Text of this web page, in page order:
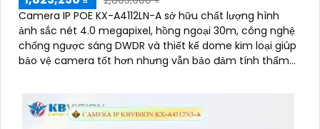
Camera IP POE KX-A4112LN-A sở hữu chất lượng hình
ảnh sắc nét 4.0 megapixel, hồng ngoại 30m, công nghệ
chống ngược sáng DWDR và thiết kế dome kim loại giúp
bảo vệ camera tốt hơn nhưng vẫn bảo đảm tính thẩm